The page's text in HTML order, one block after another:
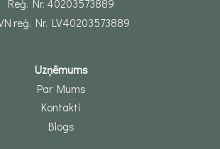
Reģ. Nr. 40203573889
reģ. Nr. LV40203573889
Uzņēmums
Par Mums
Kontakti
Blogs